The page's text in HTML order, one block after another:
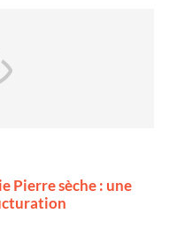
Pierre sèche : une